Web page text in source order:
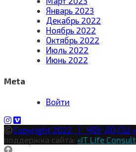
Январь 2023
Декабрь 2022
Ноябрь 2022
Октябрь 2022
Июль 2022
Июнь 2022
Meta
Войти
Copyright 2022 | ЧОУ ДО СШ
поддержка сайта: «IT Life